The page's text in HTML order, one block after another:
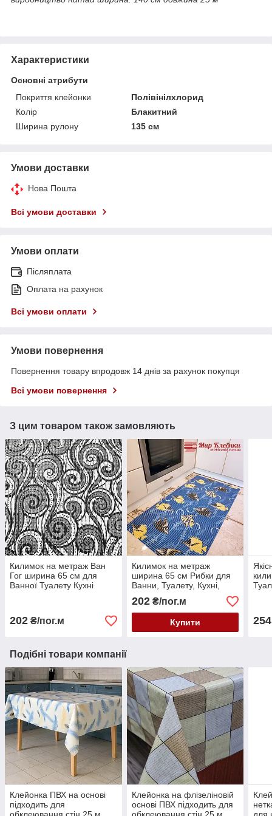
Характеристики
Основні атрибути
Покриття клейонки
Полівінілхлорид
Колір
Блакитний
Ширина рулону
135 см
Умови доставки
Нова Пошта
Всі умови доставки
Умови оплати
Післяплата
Оплата на рахунок
Всі умови оплати
Умови повернення
Повернення товару впродовж 14 днів за рахунок покупця
Всі умови повернення
З цим товаром також замовляють
Килимок на метраж Ван
Гог ширина 65 см для
Ванної Туалету Кухні
202 ₴/пог.м
Килимок на метраж
ширина 65 см Рибки для
Ванни, Туалету, Кухні,
Коридору Доріжка Аквамат
202₴/пог.м
Купити 254
Подібні товари компанії
Клейонка ПВХ на основі
підходить для
Клейонка на флізеліновій
основі ПВХ підходить для